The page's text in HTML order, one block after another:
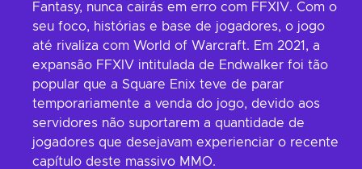
Fantasy, nunca cairás em erro com FFXIV. Com o
seu foco, histórias e base de jogadores, o jogo
até rivaliza com World of Warcraft. Em 2021, a
expansão FFXIV intitulada de Endwalker foi tão
popular que a Square Enix teve de parar
temporariamente a venda do jogo, devido aos
servidores não suportarem a quantidade de
jogadores que desejavam experienciar o recente
capítulo deste massivo MMO.